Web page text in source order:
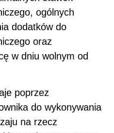
ogólnych
dodatków do
oraz
w dniu wolnym od
poprzez
do wykonywania
na rzecz